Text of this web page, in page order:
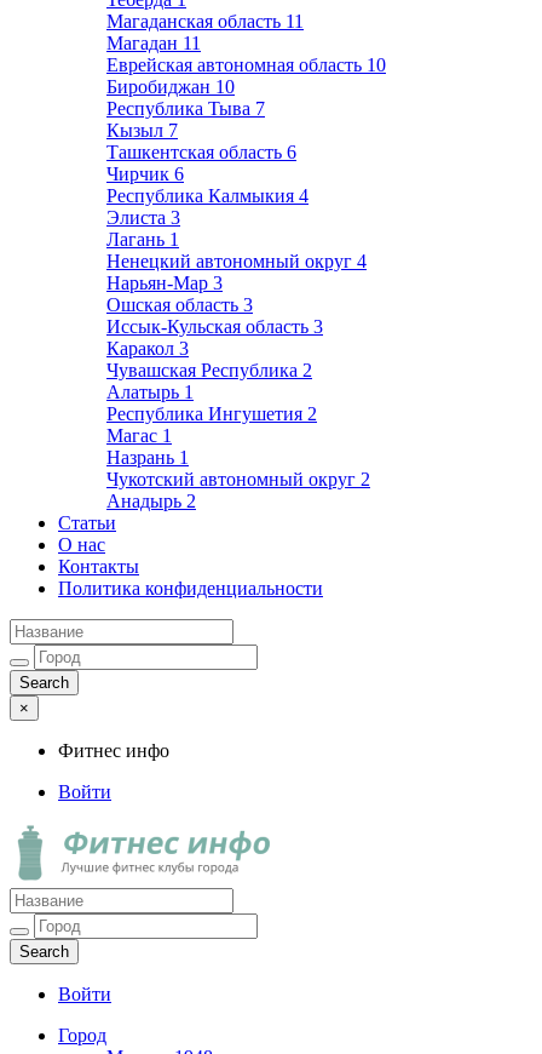
Магаданская область 11
Магадан 11
Еврейская автономная область 10
Биробиджан 10
Республика Тыва 7
Кызыл 7
Ташкентская область 6
Чирчик 6
Республика Калмыкия 4
Элиста 3
Лагань 1
Ненецкий автономный округ 4
Нарьян-Мар 3
Ошская область 3
Иссык-Кульская область 3
Каракол 3
Чувашская Республика 2
Алатырь 1
Республика Ингушетия 2
Магас 1
Назрань 1
Чукотский автономный округ 2
Анадырь 2
Статьи
О нас
Контакты
Политика конфиденциальности
×
Фитнес инфо
Войти
Фитнес инфо
Лучшие фитнес клубы города
Войти
Город